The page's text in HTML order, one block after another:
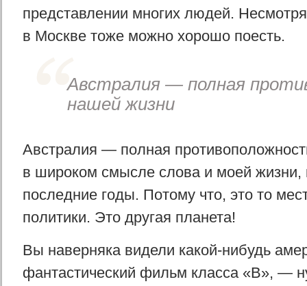
представлении многих людей.
в Москве тоже можно хорошо поесть.
Австралия — полная
нашей жизни
Австралия — полная
в широком смысле слова и моей жизни,
последние годы. Потому что, это то
политики. Это другая планета!
Вы наверняка видели какой-нибудь
фантастический фильм класса «В», —